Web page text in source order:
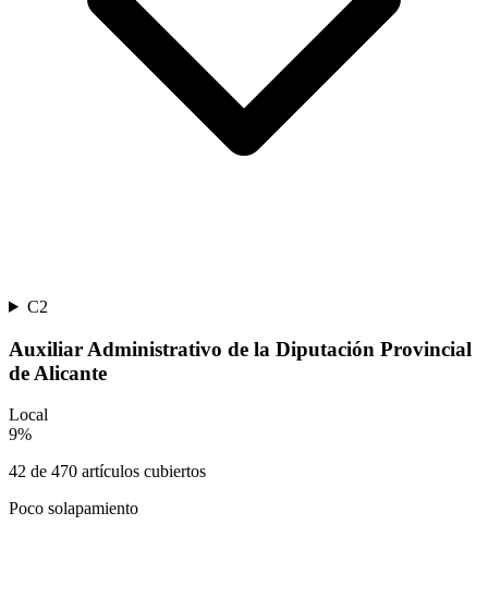
C2
Auxiliar Administrativo de la Diputación Provincial
de Alicante
Local
9%
42 de 470 artículos cubiertos
Poco solapamiento